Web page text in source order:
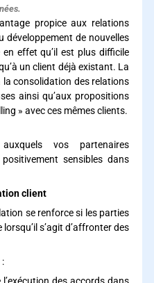
propice aux relations
développement de nouvelles
en effet qu’il est plus difficile
un client déjà existant. La
consolidation des relations
ainsi qu’aux propositions
» avec ces mêmes clients.
vos partenaires
sensibles dans
client
se renforce si les parties
s’agit d’affronter des